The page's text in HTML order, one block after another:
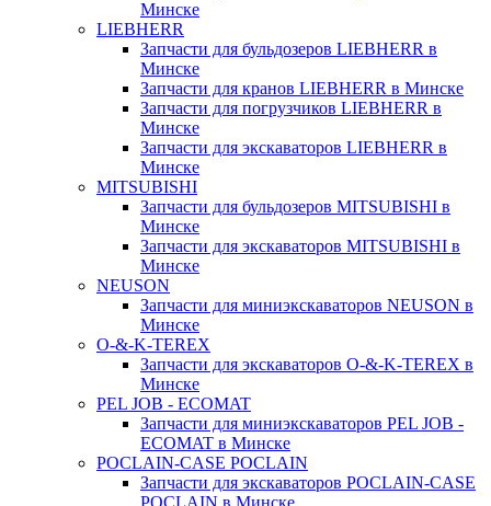
Минске
LIEBHERR
Запчасти для бульдозеров LIEBHERR в
Минске
Запчасти для кранов LIEBHERR в Минске
Запчасти для погрузчиков LIEBHERR в
Минске
Запчасти для экскаваторов LIEBHERR в
Минске
MITSUBISHI
Запчасти для бульдозеров MITSUBISHI в
Минске
Запчасти для экскаваторов MITSUBISHI в
Минске
NEUSON
Запчасти для миниэкскаваторов NEUSON в
Минске
O-&-K-TEREX
Запчасти для экскаваторов O-&-K-TEREX в
Минске
PEL JOB - ECOMAT
Запчасти для миниэкскаваторов PEL JOB -
ECOMAT в Минске
POCLAIN-CASE POCLAIN
Запчасти для экскаваторов POCLAIN-CASE
POCLAIN в Минске